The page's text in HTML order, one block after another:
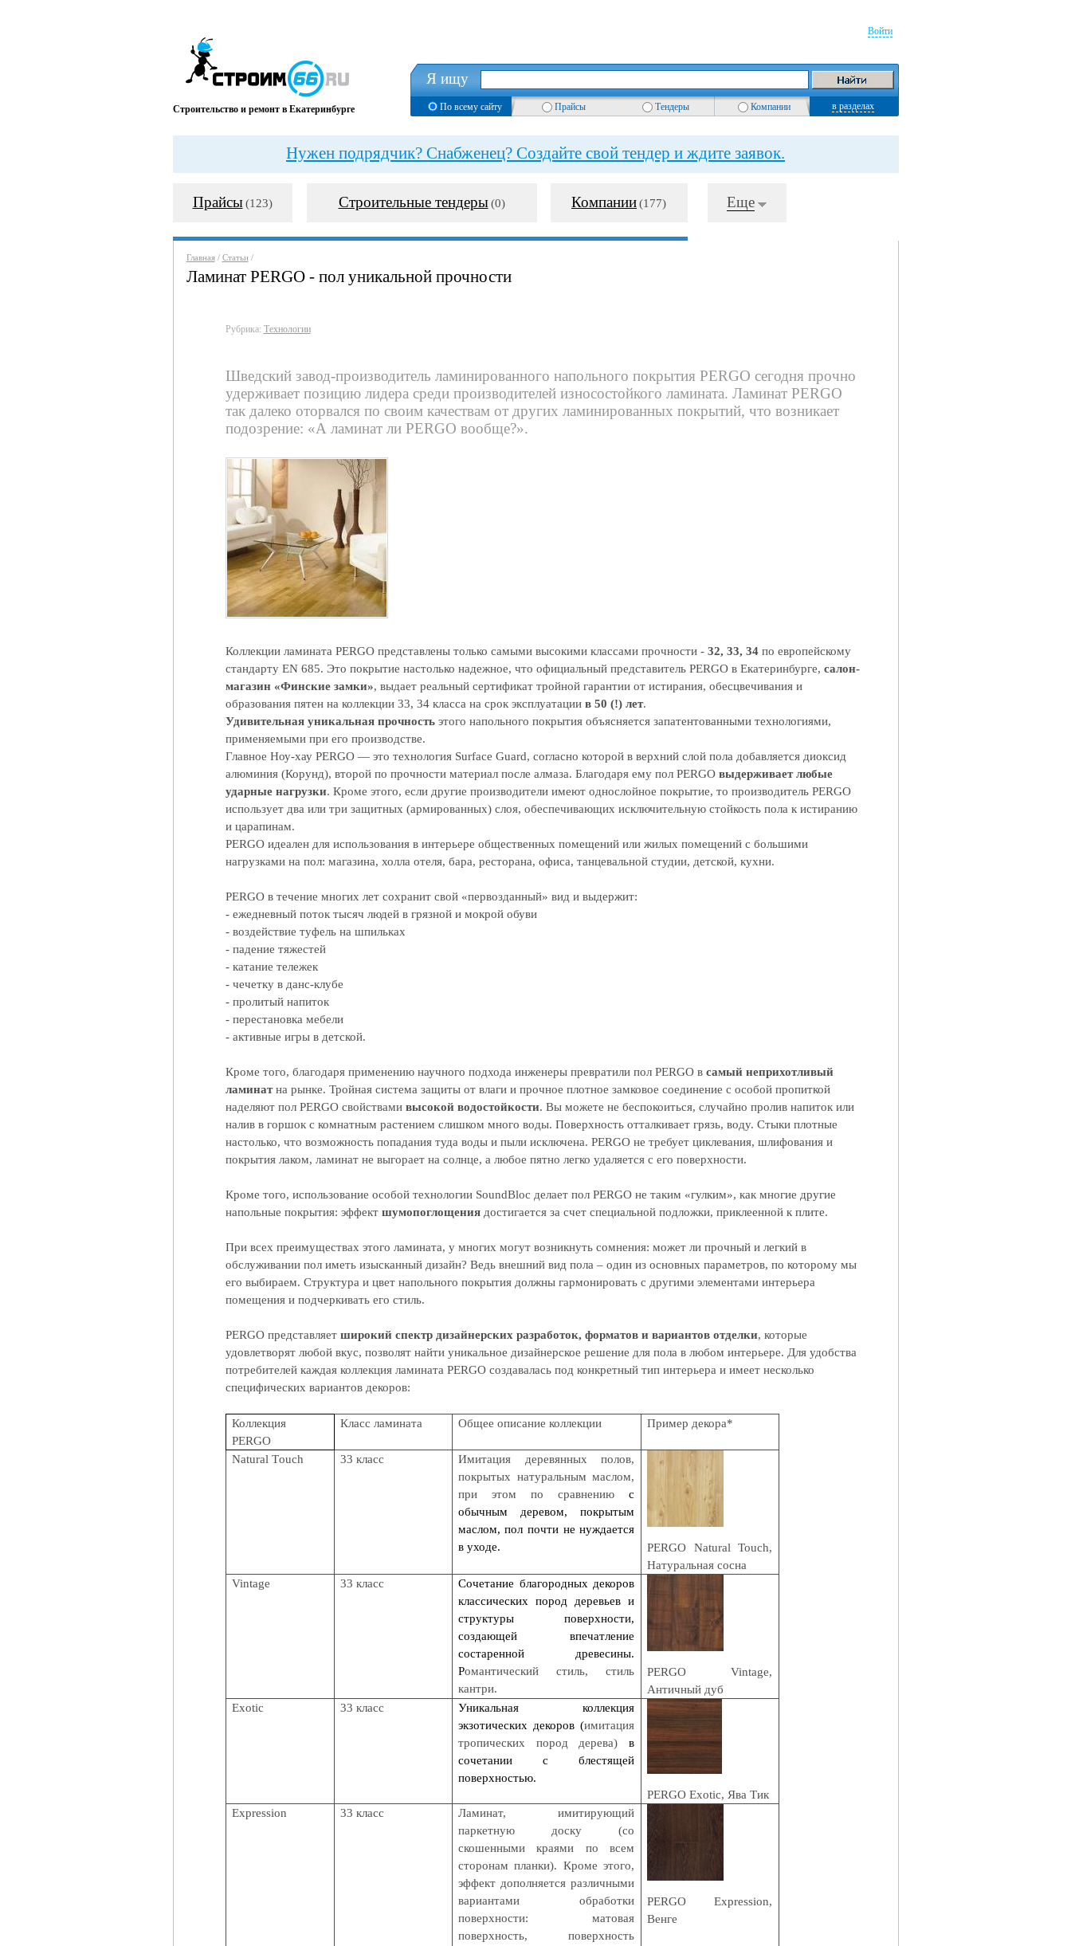
Строительство и ремонт в Екатеринбурге
Войти
Я ищу
По всему сайту Прайсы Тендеры Компании в разделах
Нужен подрядчик? Снабженец? Создайте свой тендер и ждите заявок.
Прайсы (123) Строительные тендеры (0) Компании(177) Еще
Главная/ Статьи/
Ламинат PERGO - пол уникальной прочности
Рубрика: Технологии
Шведский завод-производитель ламинированного напольного покрытия PERGO сегодня прочно
удерживает позицию лидера среди производителей износостойкого ламината. Ламинат PERGO
так далеко оторвался по своим качествам от других ламинированных покрытий, что возникает
подозрение: «А ламинат ли PERGO вообще?».
Коллекции ламината PERGO представлены только самыми высокими классами прочности - 32, 33, 34по европейскому
стандарту EN 685. Это покрытие настолько надежное, что официальный представитель PERGO в Екатеринбурге, салон-
магазин «Финские замки», выдает реальный сертификат тройной гарантии от истирания, обесцвечивания и
образования пятен на коллекции 33, 34 класса на срок эксплуатации в 50 (!) лет.
Удивительная уникальная прочностьэтого напольного покрытия объясняется запатентованными технологиями,
применяемыми при его производстве.
Главное Ноу-хау PERGO — это технология Surface Guard, согласно которой в верхний слой пола добавляется диоксид
алюминия (Корунд), второй по прочности материал после алмаза. Благодаря ему пол PERGO выдерживает любые
ударные нагрузки. Кроме этого, если другие производители имеют однослойное покрытие, то производитель PERGO
использует два или три защитных (армированных) слоя, обеспечивающих исключительную стойкость пола к истиранию
и царапинам.
PERGO идеален для использования в интерьере общественных помещений или жилых помещений с большими
нагрузками на пол: магазина, холла отеля, бара, ресторана, офиса, танцевальной студии, детской, кухни.
PERGO в течение многих лет сохранит свой «первозданный» вид и выдержит:
- ежедневный поток тысяч людей в грязной и мокрой обуви
- воздействие туфель на шпильках
- падение тяжестей
- катание тележек
- чечетку в данс-клубе
- пролитый напиток
- перестановка мебели
- активные игры в детской.
Кроме того, благодаря применению научного подхода инженеры превратили пол PERGO в самый неприхотливый
ламинатна рынке. Тройная система защиты от влаги и прочное плотное замковое соединение с особой пропиткой
наделяют пол PERGO свойствами высокой водостойкости. Вы можете не беспокоиться, случайно пролив напиток или
налив в горшок с комнатным растением слишком много воды. Поверхность отталкивает грязь, воду. Стыки плотные
настолько, что возможность попадания туда воды и пыли исключена. PERGO не требует циклевания, шлифования и
покрытия лаком, ламинат не выгорает на солнце, а любое пятно легко удаляется с его поверхности.
Кроме того, использование особой технологии SoundBloc делает пол PERGO не таким «гулким», как многие другие
напольные покрытия: эффект шумопоглощениядостигается за счет специальной подложки, приклеенной к плите.
При всех преимуществах этого ламината, у многих могут возникнуть сомнения: может ли прочный и легкий в
обслуживании пол иметь изысканный дизайн? Ведь внешний вид пола – один из основных параметров, по которому мы
его выбираем. Структура и цвет напольного покрытия должны гармонировать с другими элементами интерьера
помещения и подчеркивать его стиль.
PERGO представляет широкий спектр дизайнерских разработок, форматов и вариантов отделки, которые
удовлетворят любой вкус, позволят найти уникальное дизайнерское решение для пола в любом интерьере. Для удобства
потребителей каждая коллекция ламината PERGO создавалась под конкретный тип интерьера и имеет несколько
специфических вариантов декоров:
Коллекция
PERGO
Класс ламината Общее описание коллекции Пример декора*
Natural Touch 33 класс
Имитация деревянных полов,
покрытых натуральным маслом,
при этом по сравнению с
обычным деревом, покрытым
маслом, пол почти не нуждается
в уходе.
PERGO Natural Touch,
Натуральная сосна
Vintage
33 класс
Сочетание благородных декоров
классических пород деревьев и
структуры поверхности,
создающей впечатление
состаренной древесины.
Романтический стиль, стиль
кантри.
PERGO Vintage,
Античный дуб
Exotic
33 класс
Уникальная коллекция
экзотических декоров (имитация
тропических пород дерева)в
сочетании с блестящей
поверхностью.
PERGO Exotic, Ява Тик
Expression
33 класс
Ламинат, имитирующий
паркетную доску (со
скошенными краями по всем
сторонам планки). Кроме этого,
эффект дополняется различными
вариантами обработки
поверхности: матовая
поверхность, поверхность
PERGO Expression,
Венге